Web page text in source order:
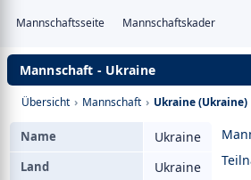
Mannschaftsseite Mannschaftskader
Mannschaft - Ukraine
Übersicht › Mannschaft › Ukraine (Ukraine)
Name Ukraine
Land Ukraine